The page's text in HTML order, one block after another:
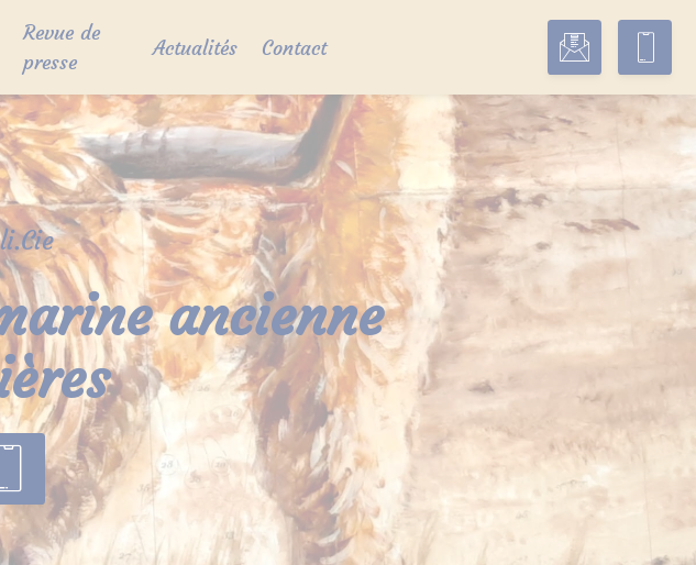
Revue de
presse
Actualités Contact
ancienne